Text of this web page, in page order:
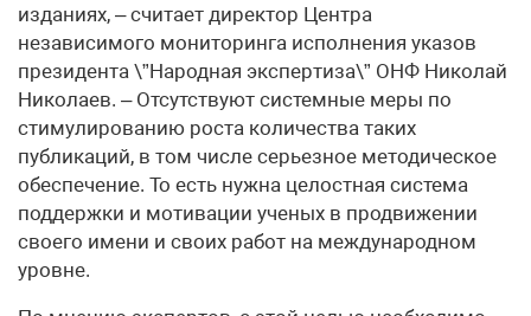
изданиях, – считает директор Центра
независимого мониторинга исполнения указов
президента \”Народная экспертиза\” ОНФ Николай
Николаев. – Отсутствуют системные меры по
стимулированию роста количества таких
публикаций, в том числе серьезное методическое
обеспечение. То есть нужна целостная система
поддержки и мотивации ученых в продвижении
своего имени и своих работ на международном
уровне.